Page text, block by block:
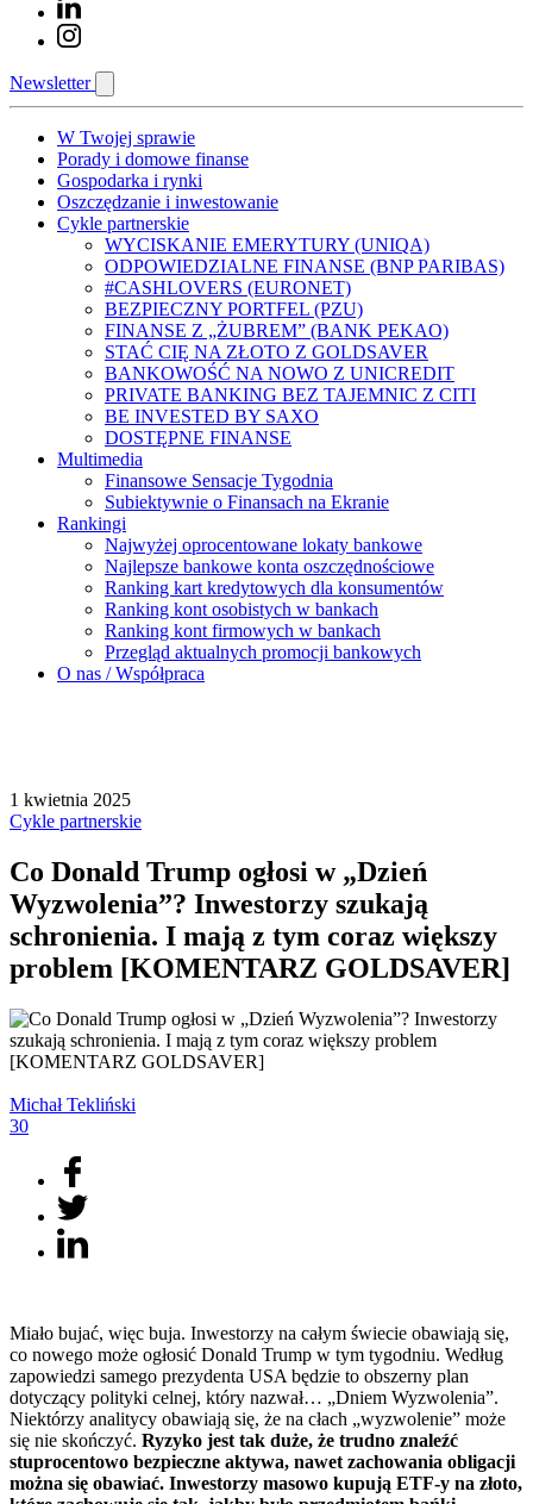
Newsletter
W Twojej sprawie
Porady i domowe finanse
Gospodarka i rynki
Oszczędzanie i inwestowanie
Cykle partnerskie
WYCISKANIE EMERYTURY (UNIQA)
ODPOWIEDZIALNE FINANSE (BNP PARIBAS)
#CASHLOVERS (EURONET)
BEZPIECZNY PORTFEL (PZU)
FINANSE Z „ŻUBREM” (BANK PEKAO)
STAĆ CIĘ NA ZŁOTO Z GOLDSAVER
BANKOWOŚĆ NA NOWO Z UNICREDIT
PRIVATE BANKING BEZ TAJEMNIC Z CITI
BE INVESTED BY SAXO
DOSTĘPNE FINANSE
Multimedia
Finansowe Sensacje Tygodnia
Subiektywnie o Finansach na Ekranie
Rankingi
Najwyżej oprocentowane lokaty bankowe
Najlepsze bankowe konta oszczędnościowe
Ranking kart kredytowych dla konsumentów
Ranking kont osobistych w bankach
Ranking kont firmowych w bankach
Przegląd aktualnych promocji bankowych
O nas / Współpraca
1 kwietnia 2025
Cykle partnerskie
Co Donald Trump ogłosi w „Dzień
Wyzwolenia”? Inwestorzy szukają
schronienia. I mają z tym coraz większy
problem [KOMENTARZ GOLDSAVER]
MichałTekliński
30
Miało bujać, więc buja. Inwestorzy na całym świecie obawiają się,
co nowego może ogłosić Donald Trump w tym tygodniu. Według
zapowiedzi samego prezydenta USA będzie to obszerny plan
dotyczący polityki celnej, który nazwał… „Dniem Wyzwolenia”.
Niektórzy analitycy obawiają się, że na cłach „wyzwolenie” może
się nie skończyć. Ryzyko jest tak duże, że trudno znaleźć
stuprocentowo bezpieczne aktywa, nawet zachowania obligacji
można się obawiać. Inwestorzy masowo kupują ETF-y na złoto,